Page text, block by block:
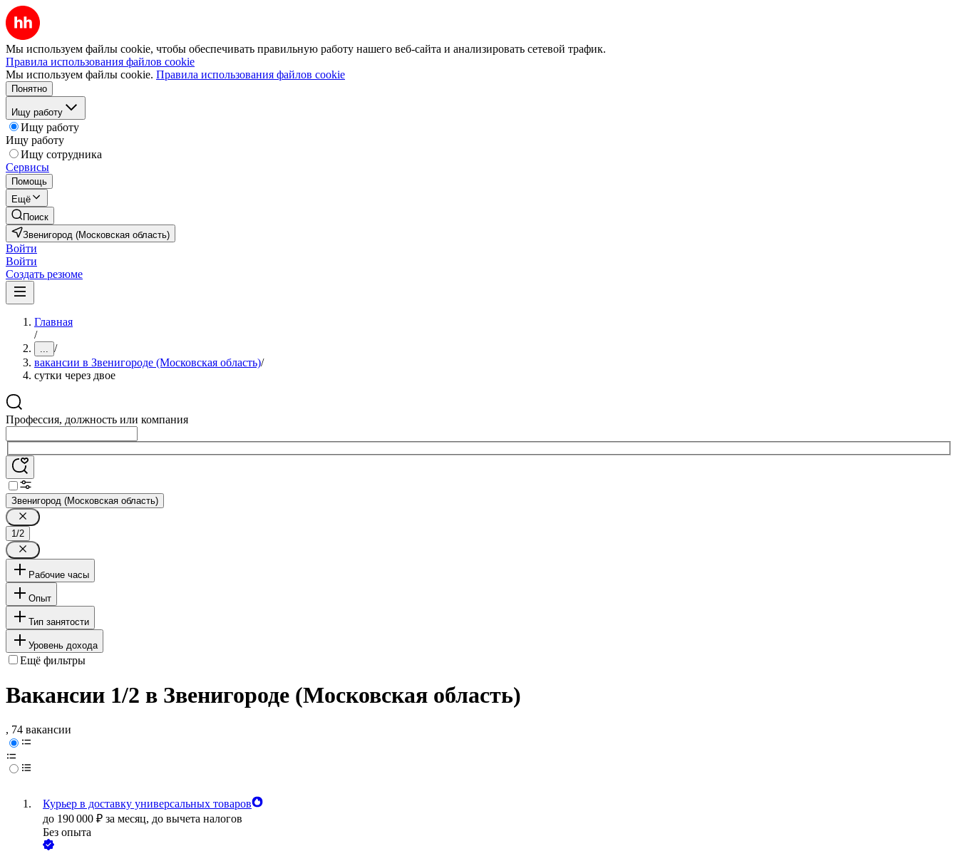
Мы используем файлы cookie, чтобы обеспечивать правильную работу нашего веб-сайта и анализировать сетевой трафик.
Правила использования файлов cookie
Мы используем файлы cookie. Правила использования файлов cookie
Понятно
Ищу работу
Ищу работу
Ищу работу
Ищу сотрудника
Сервисы
Помощь
Ещё
Поиск
Звенигород (Московская область)
Войти
Войти
Создать резюме
Главная
/
... /
вакансии в Звенигороде (Московская область)/
сутки через двое
Профессия, должность или компания
Звенигород (Московская область)
1/2
Рабочие часы
Опыт
Тип занятости
Уровень дохода
Ещё фильтры
Вакансии 1/2 в Звенигороде (Московская область)
, 74 вакансии
Курьер в доставку универсальных товаров
до 190 000 ₽ за месяц, до вычета налогов
Без опыта